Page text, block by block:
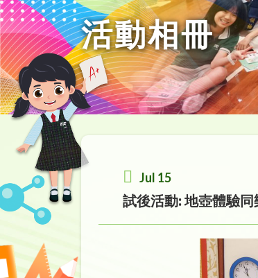
活動相冊
Jul 15
試後活動: 地壺體驗同